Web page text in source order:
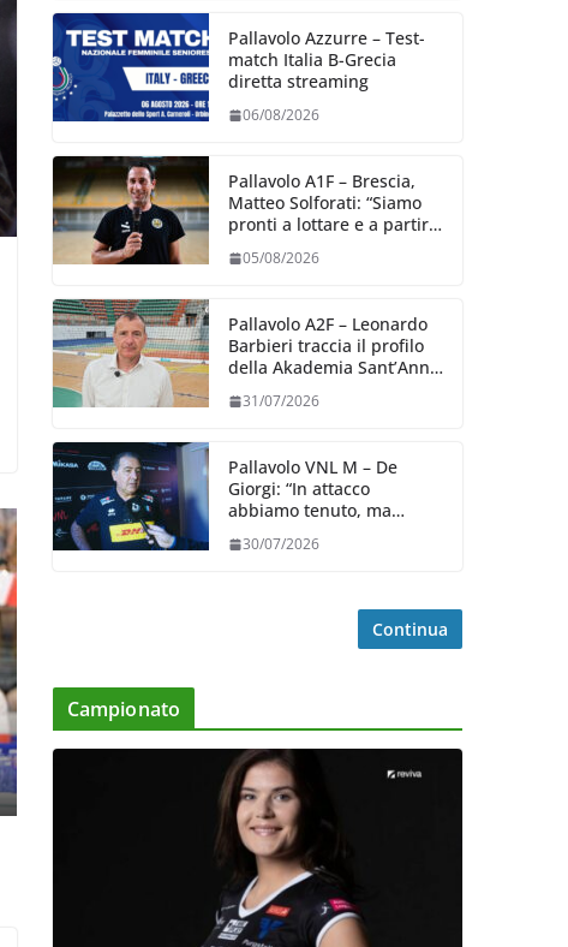
Pallavolo Azzurre – Test-
match Italia B-Grecia
diretta streaming
06/08/2026
Pallavolo A1F – Brescia,
Matteo Solforati: “Siamo
pronti a lottare e a partire
giorno”
05/08/2026
Pallavolo A2F – Leonardo
Barbieri traccia il profilo
della Akademia Sant’Anna
31/07/2026
Pallavolo VNL M – De
Giorgi: “In attacco
abbiamo tenuto, ma
dalla prestazione in
30/07/2026
Continua
Campionato